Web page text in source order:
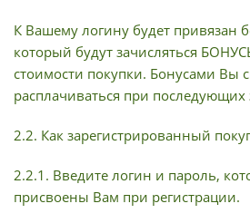
К Вашему логину будет привязан
который будут зачисляться
стоимости покупки. Бонусами Вы
расплачиваться при последующих
2.2. Как зарегистрированный
2.2.1. Введите логин и пароль,
присвоены Вам при регистрации.